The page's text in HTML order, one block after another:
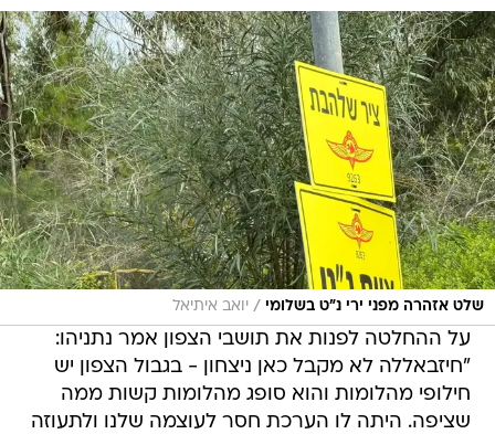
שלט אזהרה מפני ירי נ"ט בשלומי / יואב איתיאל
על ההחלטה לפנות את תושבי הצפון אמר נתניהו:
"חיזבאללה לא מקבל כאן ניצחון - בגבול הצפון יש
חילופי מהלומות והוא סופג מהלומות קשות ממה
שציפה. היתה לו הערכת חסר לעוצמה שלנו ולתעוזה